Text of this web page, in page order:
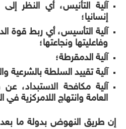
آلية التأنيس، أي النظر إلى
إنسانيا؛
آلية التأسيس، أي ربط قوة
وفاعليتها ونجاعتها؛
آلية الدمقرطة؛
آلية تقييد السلطة بالشرعية
آلية مكافحة الاستبداد،
العامة وانتهاج اللامركزية في
إن طريق النهوض بدولة ما بعد